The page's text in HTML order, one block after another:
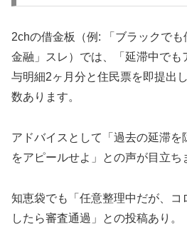
2chの借金板（例: 「ブラックで
金融」スレ）では、「延滞中でも
与明細2ヶ月分と住民票を即提出
数あります。
アドバイスとして「過去の延滞を
をアピールせよ」との声が目立ち
知恵袋でも「任意整理中だが、コ
したら審査通過」との投稿あり。